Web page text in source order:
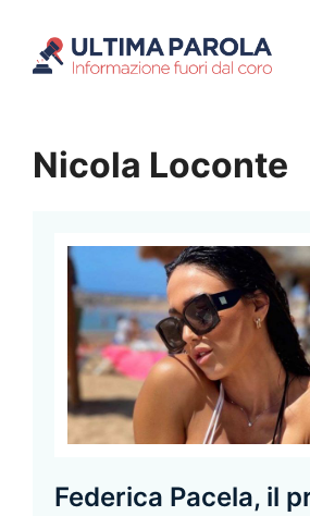
Nicola Loconte
Federica Pacela, il